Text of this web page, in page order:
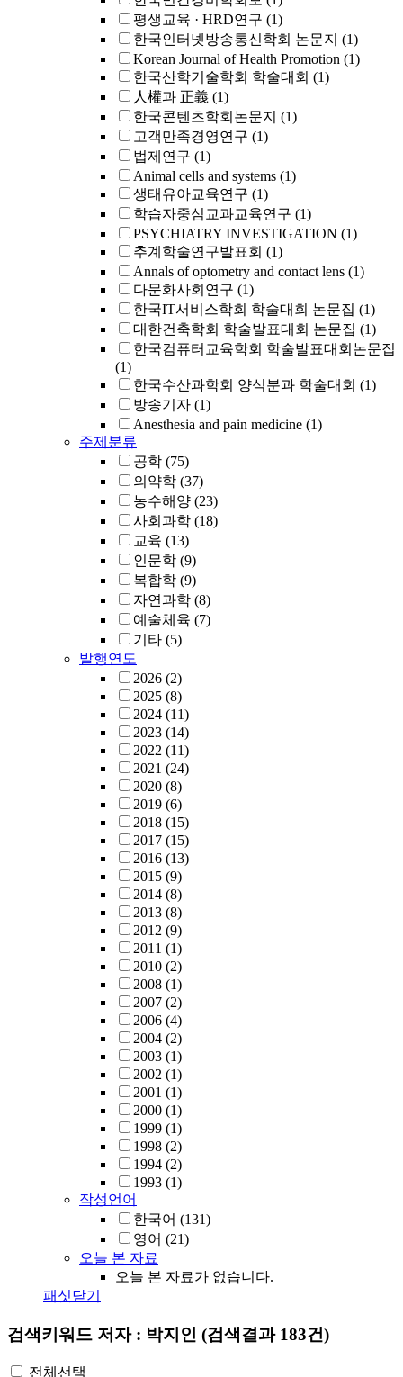
평생교육 · HRD연구 (1)
한국인터넷방송통신학회 논문지 (1)
Korean Journal of Health Promotion (1)
한국산학기술학회 학술대회 (1)
人權과 正義 (1)
한국콘텐츠학회논문지 (1)
고객만족경영연구 (1)
법제연구 (1)
Animal cells and systems (1)
생태유아교육연구 (1)
학습자중심교과교육연구 (1)
PSYCHIATRY INVESTIGATION (1)
추계학술연구발표회 (1)
Annals of optometry and contact lens (1)
다문화사회연구 (1)
한국IT서비스학회 학술대회 논문집 (1)
대한건축학회 학술발표대회 논문집 (1)
한국컴퓨터교육학회 학술발표대회논문집
(1)
한국수산과학회 양식분과 학술대회 (1)
방송기자 (1)
Anesthesia and pain medicine (1)
주제분류
공학 (75)
의약학 (37)
농수해양 (23)
사회과학 (18)
교육 (13)
인문학 (9)
복합학 (9)
자연과학 (8)
예술체육 (7)
기타 (5)
발행연도
2026 (2)
2025 (8)
2024 (11)
2023 (14)
2022 (11)
2021 (24)
2020 (8)
2019 (6)
2018 (15)
2017 (15)
2016 (13)
2015 (9)
2014 (8)
2013 (8)
2012 (9)
2011 (1)
2010 (2)
2008 (1)
2007 (2)
2006 (4)
2004 (2)
2003 (1)
2002 (1)
2001 (1)
2000 (1)
1999 (1)
1998 (2)
1994 (2)
1993 (1)
작성언어
한국어 (131)
영어 (21)
오늘 본 자료
오늘 본 자료가 없습니다.
패싯닫기
검색키워드 저자 : 박지인 (검색결과 183건)
전체선택